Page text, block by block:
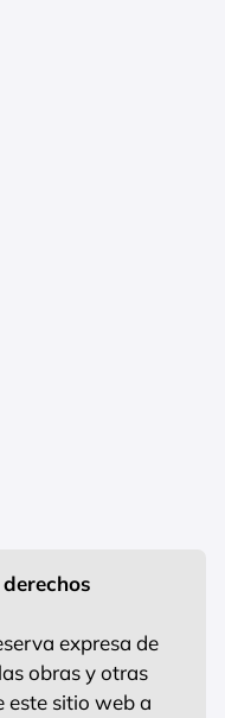
expresa de
obras y otras
este sitio web a